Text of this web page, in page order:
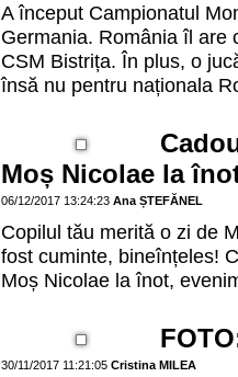
A început Campionatul
Germania. România îl are
CSM Bistrița. În plus, o
însă nu pentru naționala
Moș Nicolae la
06/12/2017 13:24:23 Ana ȘTEFĂNEL
Copilul tău merită o zi de
fost cuminte, bineînțeles!
Moș Nicolae la înot,
30/11/2017 11:21:05 Cristina MILEA